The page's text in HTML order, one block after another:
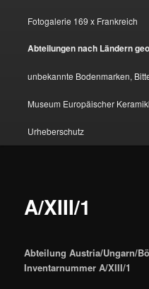
Fotogalerie 169 x Frankreich
Abteilungen nach Ländern
unbekannte Bodenmarken,
Museum Europäischer
Urheberschutz
A/XIII/1
Abteilung Austria/Ungarn/
Inventarnummer A/XIII/1